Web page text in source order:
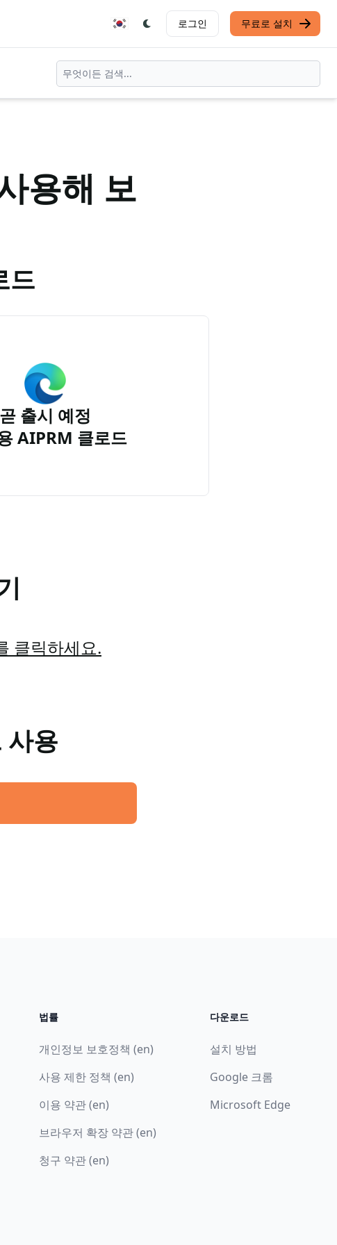
로그인 무료로 설치
용해 보
드
곧 출시 예정
AIPRM 클로드
클릭하세요.
용
법률
개인정보 보호정책 (en)
사용 제한 정책 (en)
이용 약관 (en)
브라우저 확장 약관 (en)
청구 약관 (en)
다운로드
설치 방법
Google 크롬
Microsoft Edge